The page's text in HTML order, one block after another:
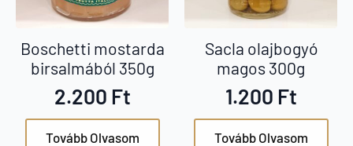
Boschetti mostarda
birsalmából 350g
2.200 Ft
Tovább Olvasom
Sacla olajbogyó
magos 300g
1.200 Ft
Tovább Olvasom